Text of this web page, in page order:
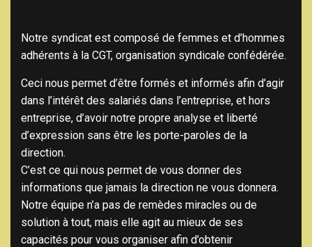
Notre syndicat est composé de femmes et d’hommes
adhérents à la CGT, organisation syndicale confédérée.
Ceci nous permet d’être formés et informés afin d’agir
dans l’intérêt des salariés dans l’entreprise, et hors
entreprise, d’avoir notre propre analyse et liberté
d’expression sans être les porte-paroles de la
direction.
C’est ce qui nous permet de vous donner des
informations que jamais la direction ne vous donnera.
Notre équipe n’a pas de remèdes miracles ou de
solution à tout, mais elle agit au mieux de ses
capacités pour vous organiser afin d’obtenir